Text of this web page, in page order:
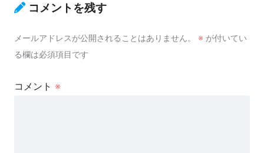
コメントを残す
メールアドレスが公開されることはありません。 ※ が付いてい
る欄は必須項目です
コメント ※